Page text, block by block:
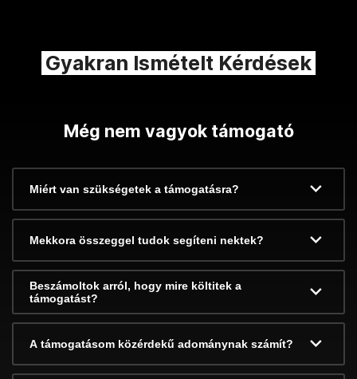
Gyakran Ismételt Kérdések
Még nem vagyok támogató
Miért van szükségetek a támogatásra?
Mekkora összeggel tudok segíteni nektek?
Beszámoltok arról, hogy mire költitek a
támogatást?
A támogatásom közérdekű adománynak számít?